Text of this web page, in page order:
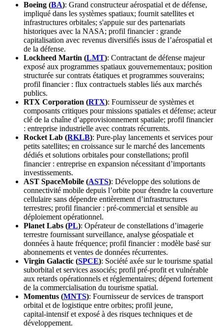
Boeing (BA): Grand constructeur aérospatial et de défense,
impliqué dans les systèmes spatiaux; fournit satellites et
infrastructures orbitales; s'appuie sur des partenariats
historiques avec la NASA; profil financier : grande
capitalisation avec revenus diversifiés issus de l’aérospatial et
de la défense.
Lockheed Martin (LMT): Contractant de défense majeur
exposé aux programmes spatiaux gouvernementaux; position
structurée sur contrats étatiques et programmes souverains;
profil financier : flux contractuels stables liés aux marchés
publics.
RTX Corporation (RTX): Fournisseur de systèmes et
composants critiques pour missions spatiales et défense; acteur
clé de la chaîne d’approvisionnement spatiale; profil financier
: entreprise industrielle avec contrats récurrents.
Rocket Lab (RKLB): Pure‑play lancements et services pour
petits satellites; en croissance sur le marché des lancements
dédiés et solutions orbitales pour constellations; profil
financier : entreprise en expansion nécessitant d’importants
investissements.
AST SpaceMobile (ASTS): Développe des solutions de
connectivité mobile depuis l’orbite pour étendre la couverture
cellulaire sans dépendre entièrement d’infrastructures
terrestres; profil financier : pré‑commercial et sensible au
déploiement opérationnel.
Planet Labs (PL): Opérateur de constellations d’imagerie
terrestre fournissant surveillance, analyse géospatiale et
données à haute fréquence; profil financier : modèle basé sur
abonnements et ventes de données récurrentes.
Virgin Galactic (SPCE): Société axée sur le tourisme spatial
suborbital et services associés; profil pré‑profit et vulnérable
aux retards opérationnels et réglementaires; dépend fortement
de la commercialisation du tourisme spatial.
Momentus (MNTS): Fournisseur de services de transport
orbital et de logistique entre orbites; profil jeune,
capital‑intensif et exposé à des risques techniques et de
développement.